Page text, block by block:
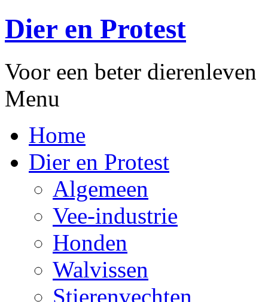
Dier en Protest
Voor een beter dierenleven
Menu
Home
Dier en Protest
Algemeen
Vee-industrie
Honden
Walvissen
Stierenvechten